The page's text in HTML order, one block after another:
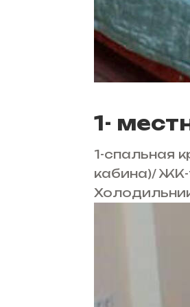
1-
1-спальная
кабина)/ ЖК-